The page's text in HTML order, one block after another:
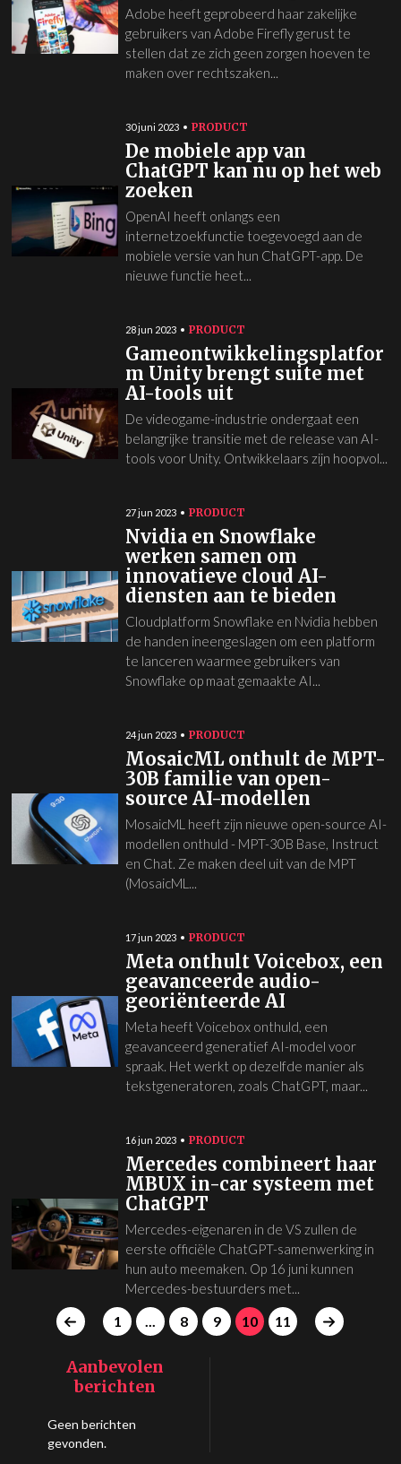
Adobe heeft geprobeerd haar zakelijke
gebruikers van Adobe Firefly gerust te
stellen dat ze zich geen zorgen hoeven te
maken over rechtszaken...
30 juni 2023 PRODUCT
De mobiele app van
ChatGPT kan nu op het web
zoeken
OpenAI heeft onlangs een
internetzoekfunctie toegevoegd aan de
mobiele versie van hun ChatGPT-app. De
nieuwe functie heet...
28 jun 2023 PRODUCT
Gameontwikkelingsplatfor
m Unity brengt suite met
AI-tools uit
De videogame-industrie ondergaat een
belangrijke transitie met de release van AI-
tools voor Unity. Ontwikkelaars zijn hoopvol...
27 jun 2023 PRODUCT
Nvidia en Snowflake
werken samen om
innovatieve cloud AI-
diensten aan te bieden
Cloudplatform Snowflake en Nvidia hebben
de handen ineengeslagen om een platform
te lanceren waarmee gebruikers van
Snowflake op maat gemaakte AI...
24 jun 2023 PRODUCT
MosaicML onthult de MPT-
30B familie van open-
source AI-modellen
MosaicML heeft zijn nieuwe open-source AI-
modellen onthuld - MPT-30B Base, Instruct
en Chat. Ze maken deel uit van de MPT
(MosaicML...
17 jun 2023 PRODUCT
Meta onthult Voicebox, een
geavanceerde audio-
georiënteerde AI
Meta heeft Voicebox onthuld, een
geavanceerd generatief AI-model voor
spraak. Het werkt op dezelfde manier als
tekstgeneratoren, zoals ChatGPT, maar...
16 jun 2023 PRODUCT
Mercedes combineert haar
MBUX in-car systeem met
ChatGPT
Mercedes-eigenaren in de VS zullen de
eerste officiële ChatGPT-samenwerking in
hun auto meemaken. Op 16 juni kunnen
Mercedes-bestuurders met...
1 ... 8 9 10 11
Aanbevolen
berichten
Geen berichten
gevonden.